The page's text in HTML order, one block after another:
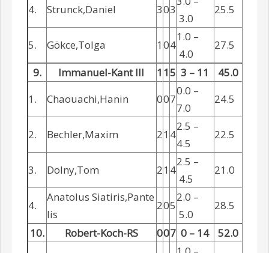
4. Strunck,Daniel 303
3.0
25.5
5. Gökce,Tolga 104
1.0 –
4.0
27.5
9.
Immanuel-Kant III 1 15 3 – 11
45.0
1.
Chaouachi,Hanin 007
0.0 –
7.0
24.5
2. Bechler,Maxim 21 4
2.5 –
4.5
22.5
3. Dolny,Tom 21 4
2.5 –
4.5
21.0
4.
Anatolus Siatiris,Pante
lis
205
2.0 –
5.0
28.5
10.
Robert-Koch-RS 007 0 – 14
52.0